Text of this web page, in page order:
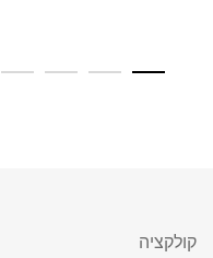
קולקציה